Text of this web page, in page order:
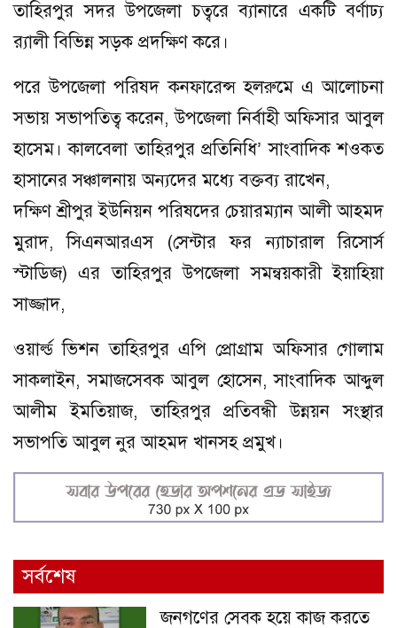
তাহিরপুর সদর উপজেলা চত্বরে ব্যানারে একটি বর্ণাঢ্য
র‍্যালী বিভিন্ন সড়ক প্রদক্ষিণ করে।
পরে উপজেলা পরিষদ কনফারেন্স হলরুমে এ আলোচনা
সভায় সভাপতিত্ব করেন, উপজেলা নির্বাহী অফিসার আবুল
হাসেম। কালবেলা তাহিরপুর প্রতিনিধি’ সাংবাদিক শওকত
হাসানের সঞ্চালনায় অন্যদের মধ্যে বক্তব্য রাখেন,
দক্ষিণ শ্রীপুর ইউনিয়ন পরিষদের চেয়ারম্যান আলী আহমদ
মুরাদ, সিএনআরএস (সেন্টার ফর ন্যাচারাল রিসোর্স
স্টাডিজ) এর তাহিরপুর উপজেলা সমন্বয়কারী ইয়াহিয়া
সাজ্জাদ,
ওয়ার্ল্ড ভিশন তাহিরপুর এপি প্রোগ্রাম অফিসার গোলাম
সাকলাইন, সমাজসেবক আবুল হোসেন, সাংবাদিক আব্দুল
আলীম ইমতিয়াজ, তাহিরপুর প্রতিবন্ধী উন্নয়ন সংস্থার
সভাপতি আবুল নুর আহমদ খানসহ প্রমুখ।
সর্বশেষ
জনগণের সেবক হয়ে কাজ করতে